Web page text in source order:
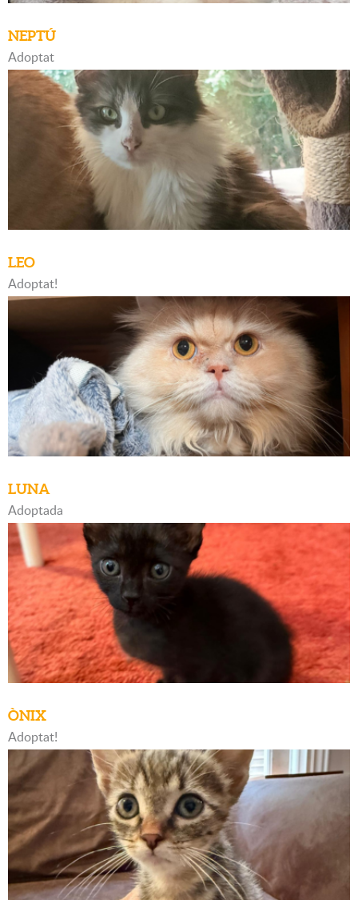
NEPTÚ
Adoptat
LEO
Adoptat!
LUNA
Adoptada
ÒNIX
Adoptat!